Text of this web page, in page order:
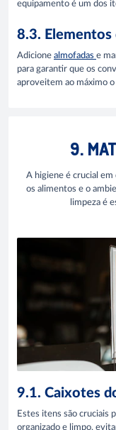
equipamento é um dos
8.3.
Adicione almofadas e
para garantir que os
aproveitem ao máximo
9.
A higiene é crucial
os alimentos e o
limpeza é
9.1. Caixotes
Estes itens são cruciais
organizado e limpo,